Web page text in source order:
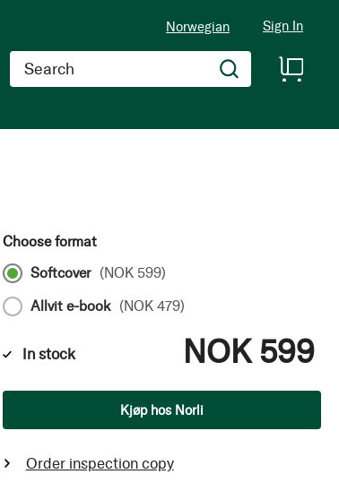
Norwegian Sign In
Search
Choose format
Softcover (NOK 599)
Allvit e-book (NOK 479)
In stock NOK 599
Kjøp hos Norli
Order inspection copy